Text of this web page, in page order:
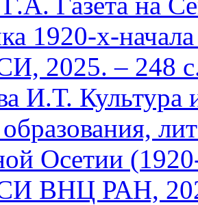
1920-х-
2025. – 248
И.Т. Культура
Осетии
ВНЦ РАН,